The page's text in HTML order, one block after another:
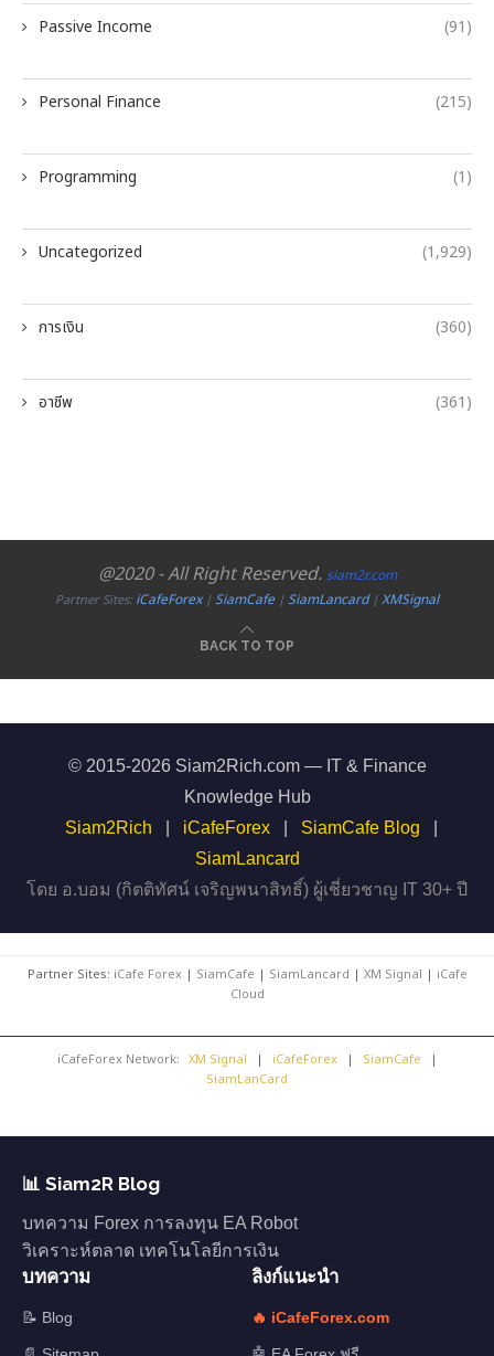
Passive Income (91)
Personal Finance (215)
Programming (1)
Uncategorized (1,929)
การเงิน (360)
อาชีพ (361)
@2020 - All Right Reserved. siam2r.com
Partner Sites:iCafeForex|SiamCafe|SiamLancard|XMSignal
BACK TO TOP
© 2015-2026 Siam2Rich.com — IT & Finance
Knowledge Hub
Siam2Rich
iCafeForex SiamCafe Blog
SiamLancard
โดย อ.บอม (กิตติทัศน์ เจริญพนาสิทธิ์) ผู้เชี่ยวชาญ IT 30+ ปี
Partner Sites: iCafe Forex| SiamCafe | SiamLancard | XM Signal | iCafe
Cloud
iCafeForex Network: XM Signal | iCafeForex | SiamCafe
|
SiamLanCard
📊 Siam2R Blog
บทความ Forex การลงทุน EA Robot
วิเคราะห์ตลาด เทคโนโลยีการเงิน
บทความ
📝 Blog
ลิงก์แนะนำ
🔥 iCafeForex.com